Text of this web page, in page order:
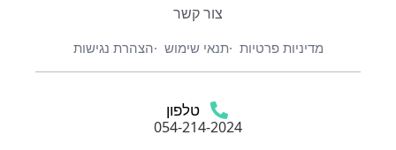
צור קשר
מדיניות פרטיות תנאי שימוש הצהרת נגישות
טלפון
054-214-2024